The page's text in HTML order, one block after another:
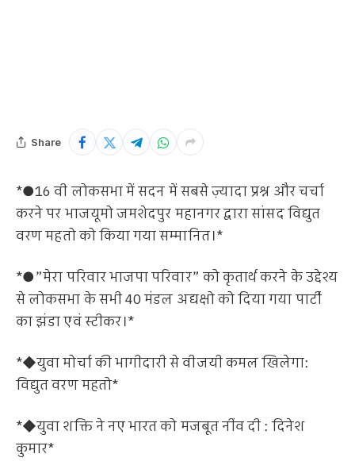
Share
*●16 वी लोकसभा में सदन में सबसे ज़्यादा प्रश्न और चर्चा
करने पर भाजयूमो जमशेदपुर महानगर द्वारा सांसद विद्युत
वरण महतो को किया गया सम्मानित।*
*●”मेरा परिवार भाजपा परिवार” को कृतार्थ करने के उद्देश्य
से लोकसभा के सभी 40 मंडल अद्यक्षो को दिया गया पार्टी
का झंडा एवं स्टीकर।*
*◆युवा मोर्चा की भागीदारी से वीजयी कमल खिलेगा:
विद्युत वरण महतो*
*◆युवा शक्ति ने नए भारत को मजबूत नींव दी : दिनेश
कुमार*